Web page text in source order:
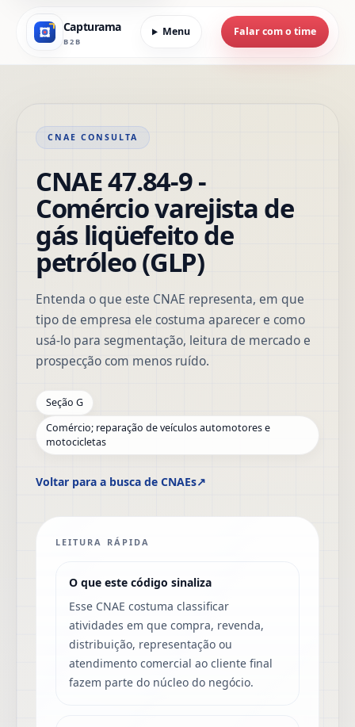
Capturama
B2B
Menu Falar com o time
CNAE CONSULTA
CNAE 47.84-9 -
Comércio varejista de
gás liqüefeito de
petróleo (GLP)
Entenda o que este CNAE representa, em que
tipo de empresa ele costuma aparecer e como
usá-lo para segmentação, leitura de mercado e
prospecção com menos ruído.
Seção G
Comércio; reparação de veículos automotores e
motocicletas
Voltar para a busca de CNAEs↗
LEITURA RÁPIDA
O que este código sinaliza
Esse CNAE costuma classificar
atividades em que compra, revenda,
distribuição, representação ou
atendimento comercial ao cliente final
fazem parte do núcleo do negócio.